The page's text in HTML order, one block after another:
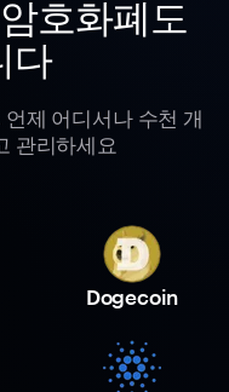
호화폐도
다
제 어디서나 수천 개
관리하세요
Dogecoin